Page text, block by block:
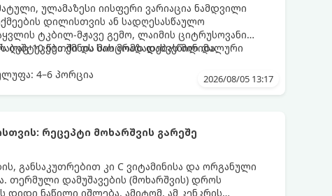
ულამაზესი იისფერი ვარიაცია ნამდვილი
დილისთვის ან სადღესასწაულო
ტკბილ-მჟავე გემო, ლაიმის ციტრუსოვანი
ბუშტუკები ქმნის საოცრად დახვეწილ და
10 წუთში და მის მომზადებას მინიმალური
4–6 პორცია
2026/08/05 13:17
რეცეპტი მოხარშვის გარეშე
განსაკუთრებით კი C ვიტამინისა და ორგანული
თერმული დამუშავების (მოხარშვის) დროს
დიდი ნაწილი იშლება. ამიტომ, ამ კენკრის